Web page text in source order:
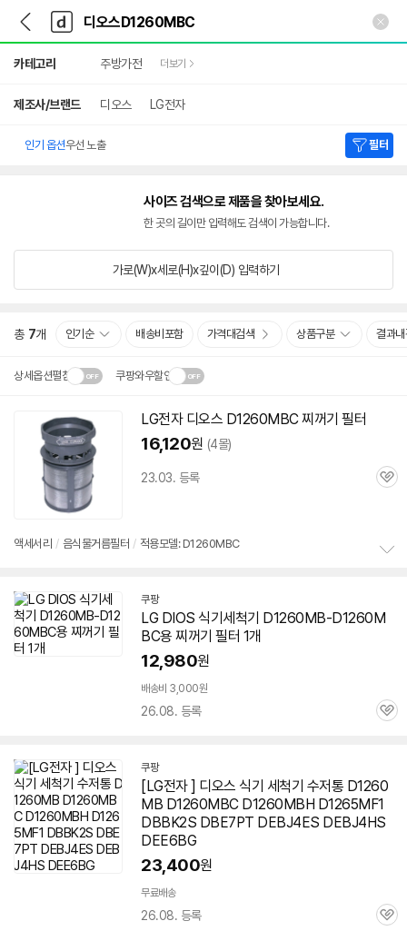
다
나
와
가
기
다
와
메
인
카테고리 주방가전 더보기
제조사/브랜드 디오스 LG전자
인기 옵션우선 노출 필터
사이즈 검색으로 제품을 찾아보세요.
한 곳의 길이만 입력해도 검색이 가능합니다.
가로(W)x세로(H)x깊이(D) 입력하기
총 7개 인기순 배송비포함 가격대검색 상품구분 결과
상세옵션펼침 쿠팡와우할인
설치 환경·지역에 따라
배송·설치비가 달라집니다.
기
LG전자 디오스 D1260MBC찌꺼기 필터
16,120원 (4몰)
23.03. 등록
관
액세서리 / 음식물거름필터 / 적용모델: D1260MBC
쿠팡
LG DIOS 식기세척기 D1260MB-D1260M
BC용 찌꺼기 필터 1개
12,980원
배송비 3,000원
26.08. 등록
관
쿠팡
[LG전자 ] 디오스 식기 세척기 수저통 D1260
MB D1260MBCD1260MBH D1265MF1
DBBK2S DBE7PT DEBJ4ES DEBJ4HS
DEE6BG
23,400원
무료배송
26.08. 등록
관